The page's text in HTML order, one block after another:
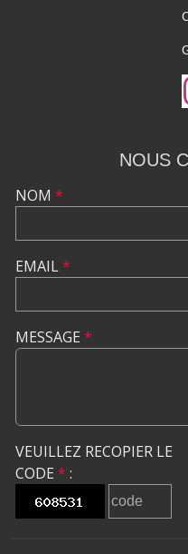
NOUS
NOM *
EMAIL*
MESSAGE *
VEUILLEZ RECOPIER LE
CODE * :